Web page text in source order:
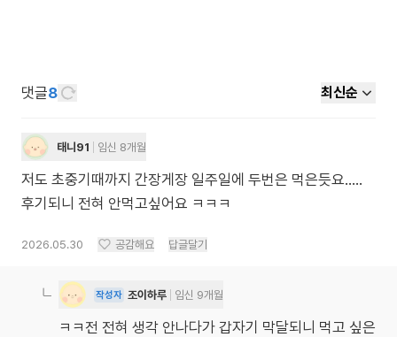
댓글8 최신순
태니91 임신 8개월
저도 초중기때까지 간장게장 일주일에 두번은 먹은듯요.....
후기되니 전혀 안먹고싶어요 ㅋㅋㅋ
2026.05.30 공감해요 답글달기
작성자 조이하루 임신 9개월
ㅋㅋ전 전혀 생각 안나다가 갑자기 막달되니 먹고 싶은